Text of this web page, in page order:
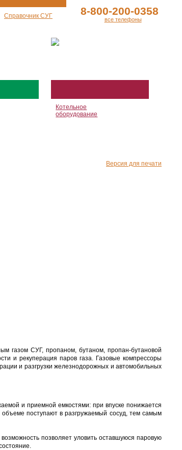
Справочник СУГ 8-800-200-0358
все телефоны
Котельное
оборудование
Версия для печати
газом СУГ, пропаном, бутаном, пропан-бутановой
и рекуперация паров газа. Газовые компрессоры
и разгрузки железнодорожных и автомобильных
и приемной емкостями: при впуске понижается
поступают в разгружаемый сосуд, тем самым
позволяет уловить оставшуюся паровую